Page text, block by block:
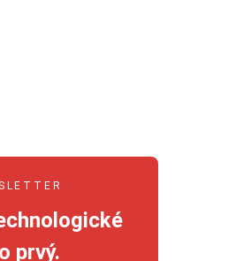
prvý.